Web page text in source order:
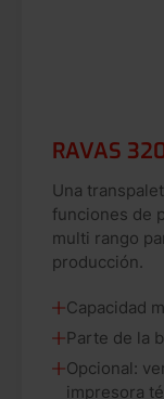
RAVAS
Una
funciones de
multi rango
producción.
Capacidad
Parte de la
Opcional:
impresora